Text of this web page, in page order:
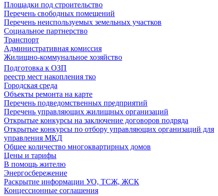
Площадки под строительство
Перечень свободных помещений
Перечень неиспользуемых земельных участков
Социальное партнерство
Транспорт
Административная комиссия
Жилищно-коммунальное хозяйство
Подготовка к ОЗП
реестр мест накопления тко
Городская среда
Объекты ремонта на карте
Перечень подведомственных предприятий
Перечень управляющих жилищных организаций
Открытые конкурсы на заключение договоров подряда
Открытые конкурсы по отбору управляющих организаций для
управления МКД
Общее количество многоквартирных домов
Цены и тарифы
В помощь жителю
Энергосбережение
Раскрытие информации УО, ТСЖ, ЖСК
Концессионные соглашения